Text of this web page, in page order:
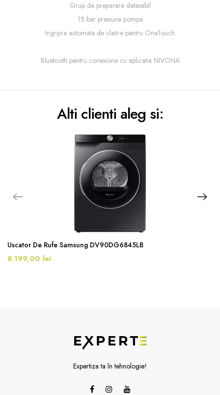
Grup de preparare detasabil
15 bar presiune pompa
Ingrijire automata de clatire pentru OneTouch
Bluetooth pentru conexiune cu aplicatia NIVONA
Alti clienti aleg si:
Uscator De Rufe Samsung DV90DG6845LB
8.199,00 lei
Expertiza ta în tehnologie!